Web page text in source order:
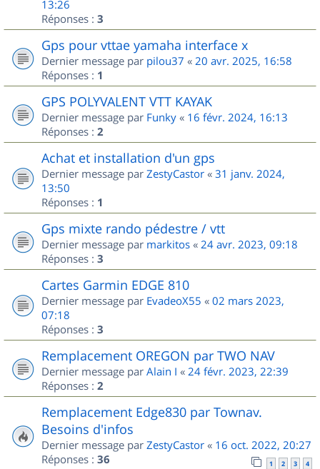
13:26
Réponses : 3
Gps pour vttae yamaha interface x
Dernier message par pilou37 « 20 avr. 2025, 16:58
Réponses : 1
GPS POLYVALENT VTT KAYAK
Dernier message par Funky « 16 févr. 2024, 16:13
Réponses : 2
Achat et installation d'un gps
Dernier message par ZestyCastor « 31 janv. 2024,
13:50
Réponses : 1
Gps mixte rando pédestre / vtt
Dernier message par markitos « 24 avr. 2023, 09:18
Réponses : 3
Cartes Garmin EDGE 810
Dernier message par EvadeoX55 « 02 mars 2023,
07:18
Réponses : 3
Remplacement OREGON par TWO NAV
Dernier message par Alain I « 24 févr. 2023, 22:39
Réponses : 2
Remplacement Edge830 par Townav.
Besoins d'infos
Dernier message par ZestyCastor « 16 oct. 2022, 20:27
Réponses : 36 1 2 3 4